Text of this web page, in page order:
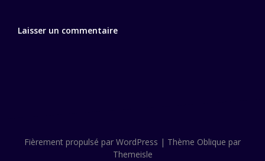
Fièrement propulsé par WordPress | Thème Oblique par
Themeisle